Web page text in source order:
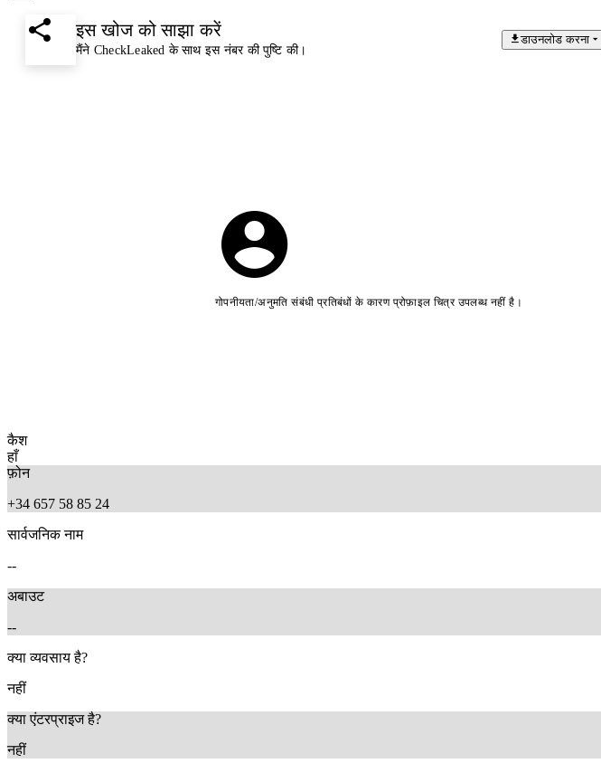
इस खोज को साझा करें
मैंने CheckLeaked के साथ इस नंबर की पुष्टि की।
डाउनलोड करना
गोपनीयता/अनुमति संबंधी प्रतिबंधों के कारण प्रोफ़ाइल चित्र उपलब्ध नहीं है।
कैश
हाँ
फ़ोन
+34 657 58 85 24
सार्वजनिक नाम
--
अबाउट
--
क्या व्यवसाय है?
नहीं
क्या एंटरप्राइज है?
नहीं